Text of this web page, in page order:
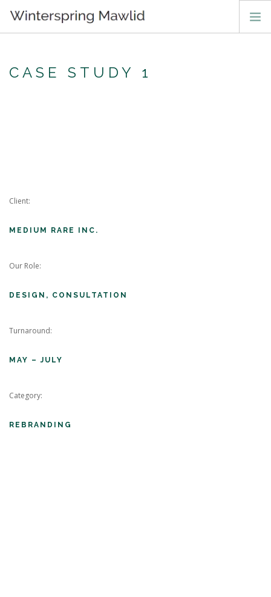
LIVE
PLEDGE SALAWAT
CASE STUDY 1
Client:
MEDIUM RARE INC.
Our Role:
DESIGN, CONSULTATION
Turnaround:
MAY – JULY
Category:
REBRANDING